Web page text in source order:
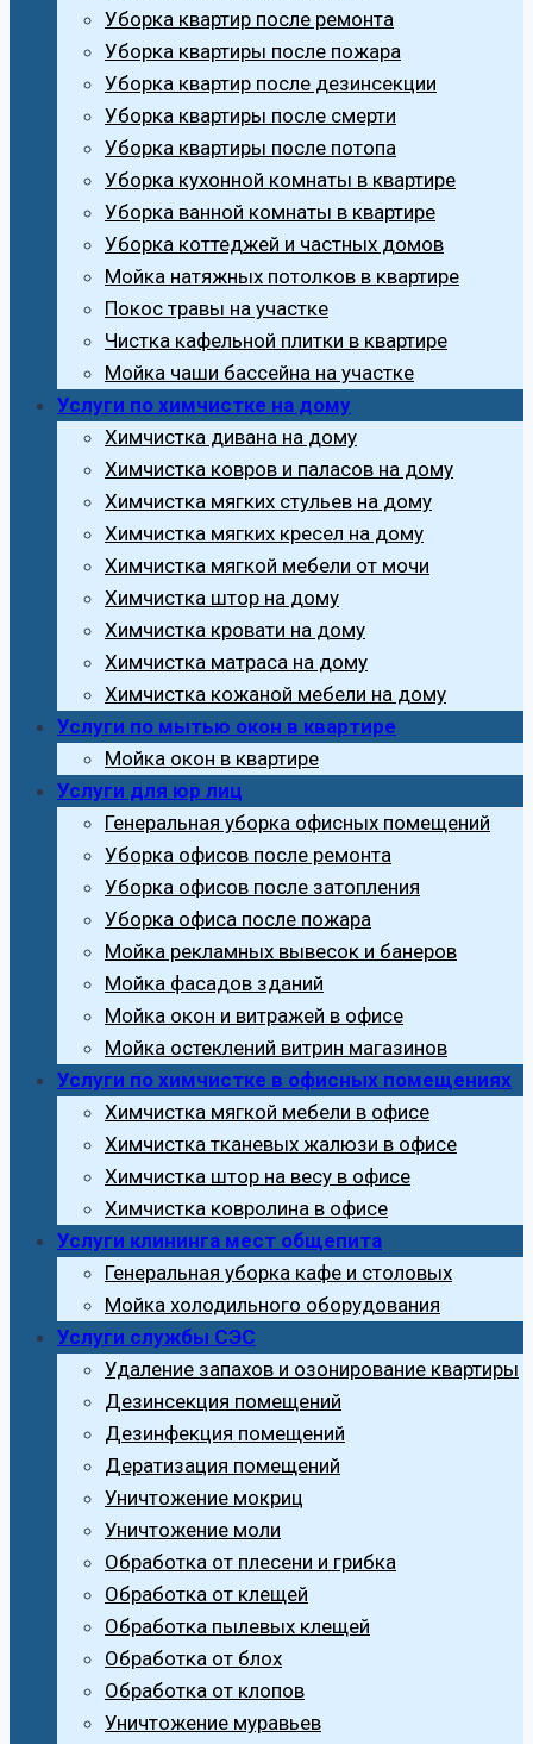
Уборка квартир после ремонта
Уборка квартиры после пожара
Уборка квартир после дезинсекции
Уборка квартиры после смерти
Уборка квартиры после потопа
Уборка кухонной комнаты в квартире
Уборка ванной комнаты в квартире
Уборка коттеджей и частных домов
Мойка натяжных потолков в квартире
Покос травы на участке
Чистка кафельной плитки в квартире
Мойка чаши бассейна на участке
Услуги по химчистке на дому
Химчистка дивана на дому
Химчистка ковров и паласов на дому
Химчистка мягких стульев на дому
Химчистка мягких кресел на дому
Химчистка мягкой мебели от мочи
Химчистка штор на дому
Химчистка кровати на дому
Химчистка матраса на дому
Химчистка кожаной мебели на дому
Услуги по мытью окон в квартире
Мойка окон в квартире
Услуги для юр лиц
Генеральная уборка офисных помещений
Уборка офисов после ремонта
Уборка офисов после затопления
Уборка офиса после пожара
Мойка рекламных вывесок и банеров
Мойка фасадов зданий
Мойка окон и витражей в офисе
Мойка остеклений витрин магазинов
Услуги по химчистке в офисных помещениях
Химчистка мягкой мебели в офисе
Химчистка тканевых жалюзи в офисе
Химчистка штор на весу в офисе
Химчистка ковролина в офисе
Услуги клининга мест общепита
Генеральная уборка кафе и столовых
Мойка холодильного оборудования
Услуги службы СЭС
Удаление запахов и озонирование квартиры
Дезинсекция помещений
Дезинфекция помещений
Дератизация помещений
Уничтожение мокриц
Уничтожение моли
Обработка от плесени и грибка
Обработка от клещей
Обработка пылевых клещей
Обработка от блох
Обработка от клопов
Уничтожение муравьев